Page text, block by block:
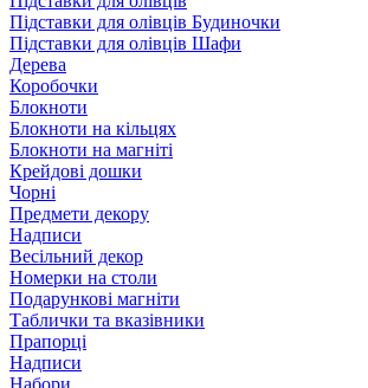
Підставки для олівців Будиночки
Підставки для олівців Шафи
Дерева
Коробочки
Блокноти
Блокноти на кільцях
Блокноти на магніті
Крейдові дошки
Чорні
Предмети декору
Надписи
Весільний декор
Номерки на столи
Подарункові магніти
Таблички та вказівники
Прапорці
Надписи